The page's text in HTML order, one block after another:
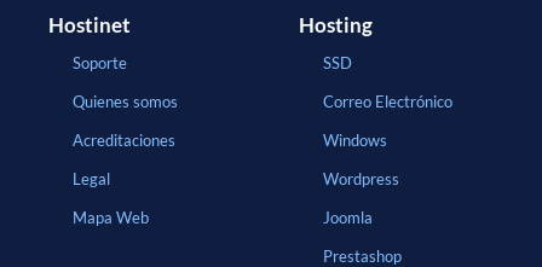
Hostinet
Soporte
Quienes somos
Acreditaciones
Legal
Mapa Web
Hosting
SSD
Correo Electrónico
Windows
Wordpress
Joomla
Prestashop